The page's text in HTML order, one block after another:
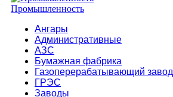
Промышленность
Ангары
Административные
АЗС
Бумажная фабрика
Газоперерабатывающий завод
ГРЭС
Заводы